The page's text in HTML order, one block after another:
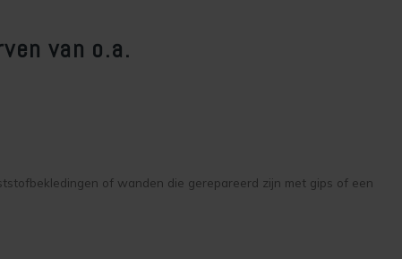
van o.a.
of wanden die gerepareerd zijn met gips of een